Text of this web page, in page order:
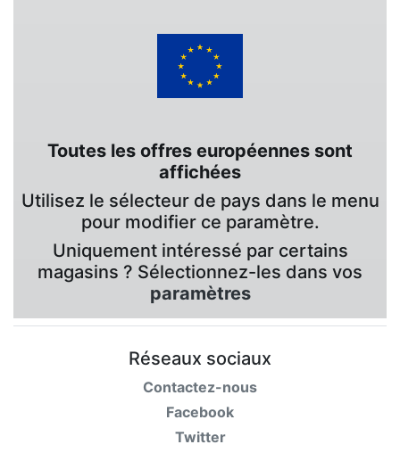
Toutes les offres européennes sont
affichées
Utilisez le sélecteur de pays dans le menu
pour modifier ce paramètre.
Uniquement intéressé par certains
magasins ? Sélectionnez-les dans vos
paramètres
Réseaux sociaux
Contactez-nous
Facebook
Twitter